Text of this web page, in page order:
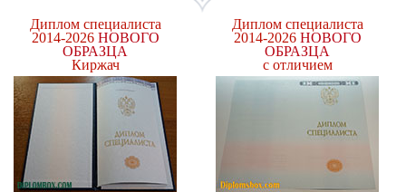
Диплом специалиста
2014-2026 НОВОГО
ОБРАЗЦА
Киржач
Диплом специалиста
2014-2026 НОВОГО
ОБРАЗЦА
с отличием